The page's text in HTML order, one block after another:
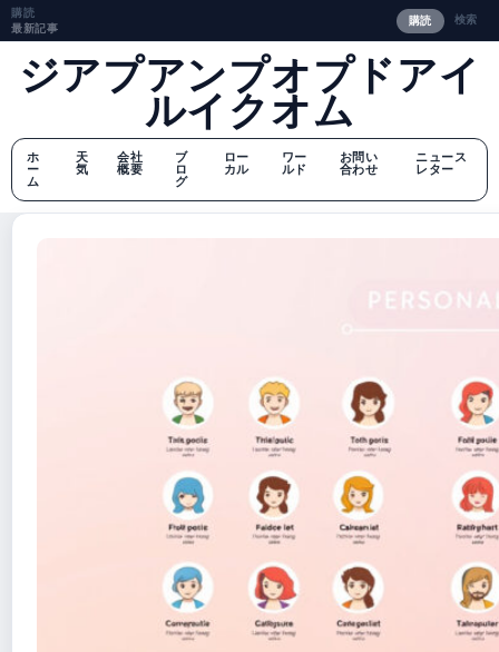
購読
最新記事
購読 検索
ジアプアンプオプドアイ
ルイクオム
ホ
ー
ム
天
気
会社
概要
ブ
ロ
グ
ロー
カル
ワー
ルド
お問い
合わせ
ニュース
レター